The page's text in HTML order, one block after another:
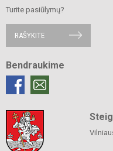
Turite pasiūlymų?
RAŠYKITE
Bendraukime